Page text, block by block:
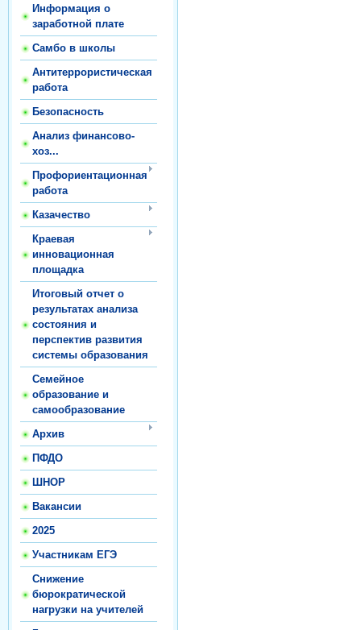
Информация о
заработной плате
Самбо в школы
Антитеррористическая
работа
Безопасность
Анализ финансово-
хоз...
Профориентационная
работа
Казачество
Краевая
инновационная
площадка
Итоговый отчет о
результатах анализа
состояния и
перспектив развития
системы образования
Семейное
образование и
самообразование
Архив
ПФДО
ШНОР
Вакансии
2025
Участникам ЕГЭ
Снижение
бюрократической
нагрузки на учителей